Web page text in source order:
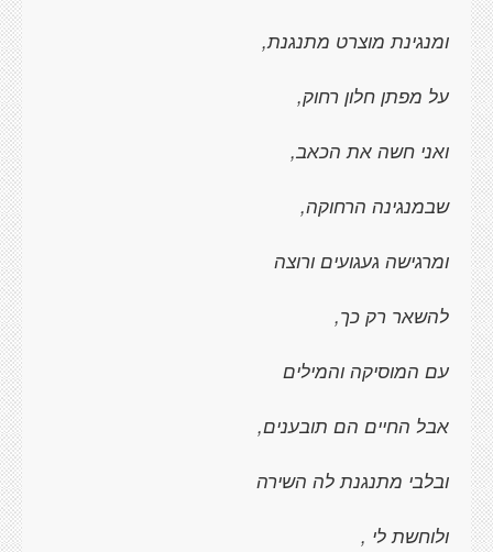
ומנגינת מוצרט מתנגנת,
על מפתן חלון רחוק,
ואני חשה את הכאב,
שבמנגינה הרחוקה,
ומרגישה געגועים ורוצה
להשאר רק כך,
עם המוסיקה והמילים
אבל החיים הם תובענים,
ובלבי מתנגנת לה השירה
ולוחשת לי ,